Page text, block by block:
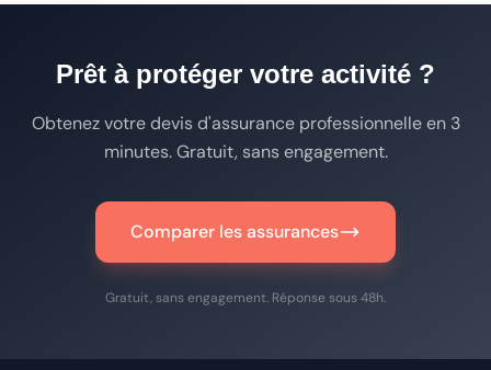
Prêt à protéger votre activité ?
Obtenez votre devis d'assurance professionnelle en 3
minutes. Gratuit, sans engagement.
Comparer les assurances
Gratuit, sans engagement. Réponse sous 48h.